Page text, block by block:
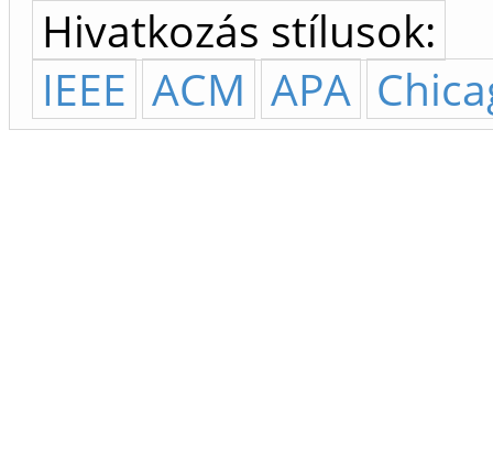
Hivatkozás stílusok:
IEEE ACM APA